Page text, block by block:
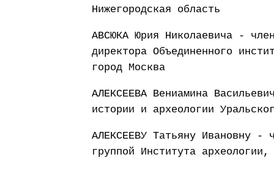
Нижегородская область
АВСЮКА Юрия Николаевича -
директора Объединенного
город Москва
АЛЕКСЕЕВА Вениамина
истории и археологии
АЛЕКСЕЕВУ Татьяну Ивановну -
группой Института